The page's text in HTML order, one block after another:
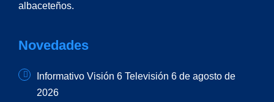
albaceteños.
Novedades
Informativo Visión 6 Televisión 6 de agosto de
2026